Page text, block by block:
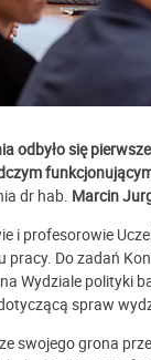
odbyło się
dr hab. Marcin
i profesorowie
Do zadań
Wydziale polityki
spraw
swojego grona